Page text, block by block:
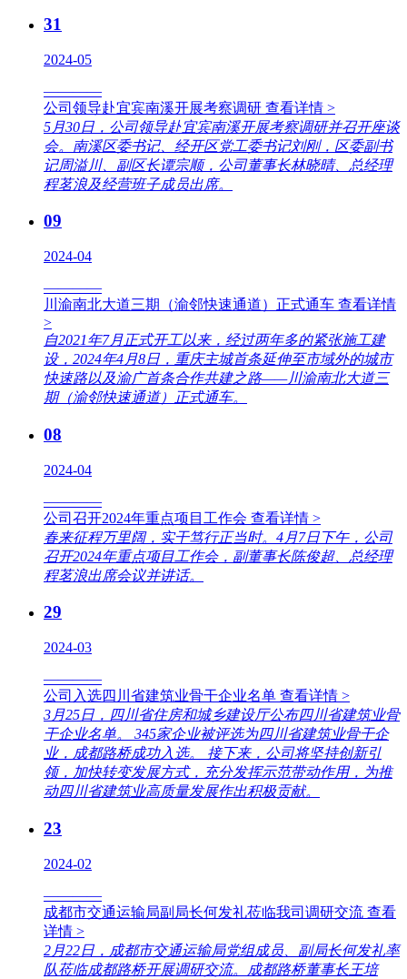
31
2024-05
————
公司领导赴宜宾南溪开展考察调研 查看详情 >
5月30日，公司领导赴宜宾南溪开展考察调研并召开座谈
会。南溪区委书记、经开区党工委书记刘刚，区委副书
记周溢川、副区长谭宗顺，公司董事长林晓晴、总经理
程茗浪及经营班子成员出席。
09
2024-04
————
川渝南北大道三期（渝邻快速通道）正式通车 查看详情
>
自2021年7月正式开工以来，经过两年多的紧张施工建
设，2024年4月8日，重庆主城首条延伸至市域外的城市
快速路以及渝广首条合作共建之路——川渝南北大道三
期（渝邻快速通道）正式通车。
08
2024-04
————
公司召开2024年重点项目工作会 查看详情 >
春来征程万里阔，实干笃行正当时。4月7日下午，公司
召开2024年重点项目工作会，副董事长陈俊超、总经理
程茗浪出席会议并讲话。
29
2024-03
————
公司入选四川省建筑业骨干企业名单 查看详情 >
3月25日，四川省住房和城乡建设厅公布四川省建筑业骨
干企业名单。 345家企业被评选为四川省建筑业骨干企
业，成都路桥成功入选。 接下来，公司将坚持创新引
领，加快转变发展方式，充分发挥示范带动作用，为推
动四川省建筑业高质量发展作出积极贡献。
23
2024-02
————
成都市交通运输局副局长何发礼莅临我司调研交流 查看
详情 >
2月22日，成都市交通运输局党组成员、副局长何发礼率
队莅临成都路桥开展调研交流。成都路桥董事长王培